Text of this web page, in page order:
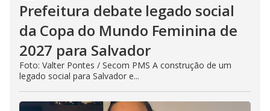
Prefeitura debate legado social
da Copa do Mundo Feminina de
2027 para Salvador
Foto: Valter Pontes / Secom PMS A construção de um
legado social para Salvador e...